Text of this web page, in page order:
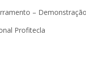
–
Profitecla